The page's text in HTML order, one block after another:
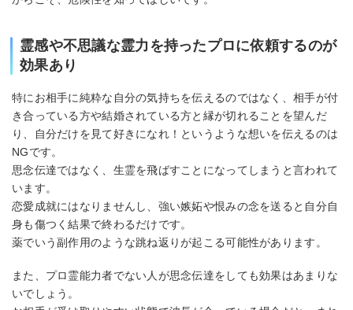
霊感や不思議な霊力を持ったプロに依頼するのが
効果あり
特にお相手に純粋な自分の気持ちを伝えるのではなく、相手が付
き合っている方や結婚されている方と縁が切れることを望んだ
り、自分だけを見て好きになれ！というような想いを伝えるのは
NGです。
思念伝達ではなく、生霊を飛ばすことになってしまうと言われて
います。
恋愛成就にはなりませんし、強い嫉妬や恨みの念を送ると自分自
身も傷つく結果で終わるだけです。
薬でいう副作用のような跳ね返りが起こる可能性があります。
また、プロ霊能力者でない人が思念伝達をしても効果はあまりな
いでしょう。